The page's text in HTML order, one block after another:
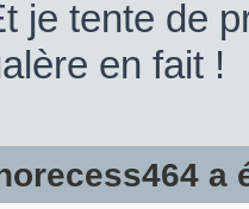
je tente de
en fait !
a